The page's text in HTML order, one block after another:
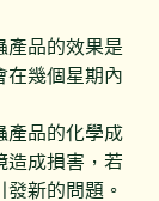
產品的效果是
在幾個星期內
產品的化學成
造成損害，若
新的問題。